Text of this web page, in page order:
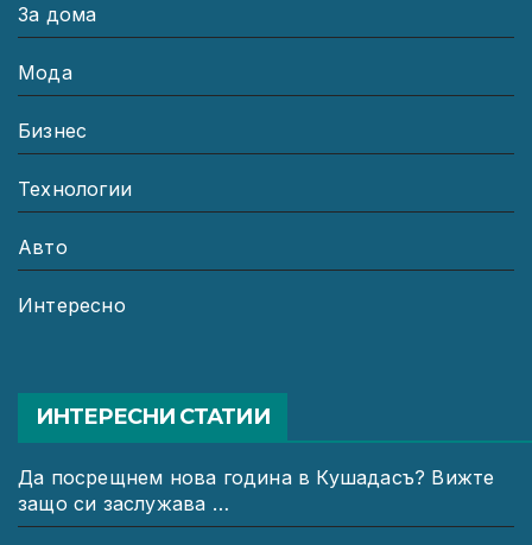
За дома
Мода
Бизнес
Технологии
Авто
Интересно
ИНТЕРЕСНИ СТАТИИ
Да посрещнем нова година в Кушадасъ? Вижте
защо си заслужава …